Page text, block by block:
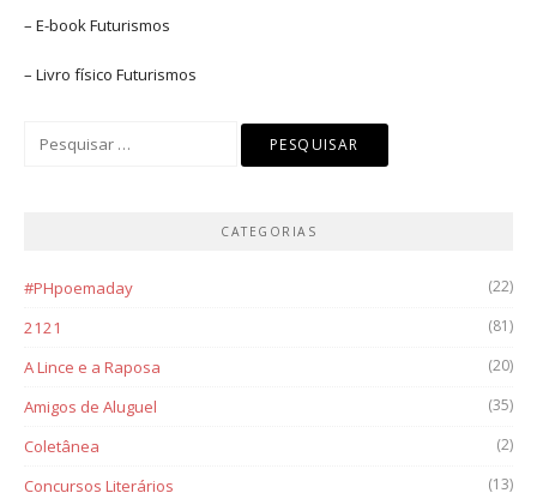
– E-bookFuturismos
– Livro físico Futurismos
CATEGORIAS
#PHpoemaday (22)
2121 (81)
A Lince e a Raposa (20)
Amigos de Aluguel (35)
Coletânea (2)
Concursos Literários (13)